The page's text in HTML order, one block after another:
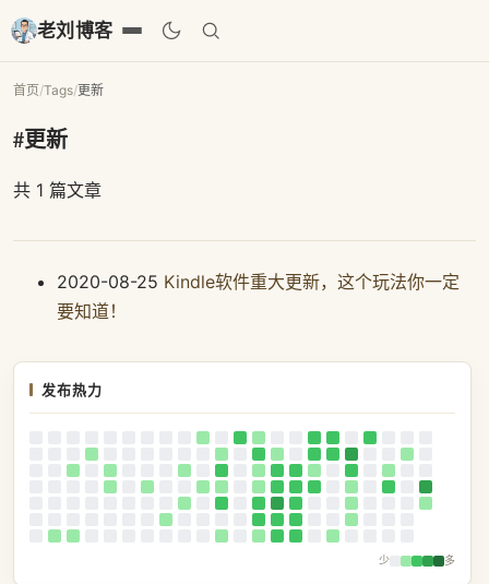
老刘博客
首页/Tags/更新
#更新
共 1 篇文章
2020-08-25 Kindle软件重大更新，这个玩法你一定
要知道！
发布热力
少 多